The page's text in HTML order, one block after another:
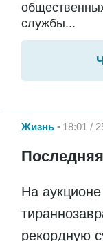
службы...
Жизнь 18:01 /
На
рекордную